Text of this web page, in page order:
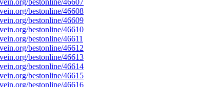
bestonline/46607
bestonline/46608
bestonline/46609
bestonline/46610
bestonline/46611
bestonline/46612
bestonline/46613
bestonline/46614
bestonline/46615
bestonline/46616